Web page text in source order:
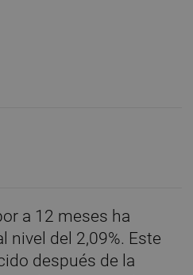
a 12 meses ha
nivel del 2,09%. Este
después de la